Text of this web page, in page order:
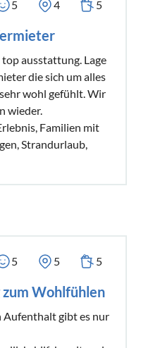
5 4 5
ausstattung. Lage
die sich um alles
wohl gefühlt. Wir
wieder.
Familien mit
Strandurlaub,
5 5 5
zum Wohlfühlen
Aufenthalt gibt es nur